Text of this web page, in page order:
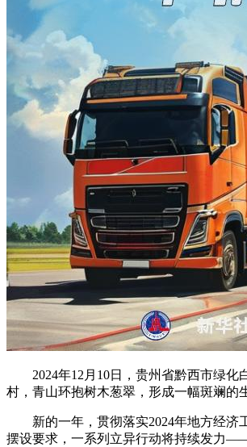
2024年12月10日，贵州省黔西市绿化
村，青山环抱树木葱翠，形成一幅斑斓的
新的一年，贯彻落实2024年地方经济
摆设要求，一系列立异行动将持续发力